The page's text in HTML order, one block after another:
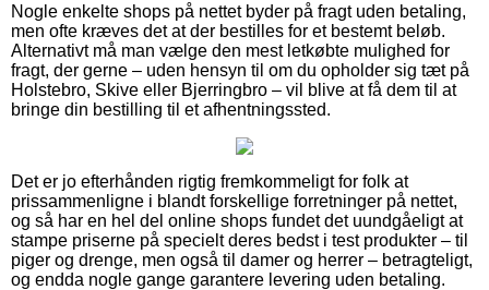
Nogle enkelte shops på nettet byder på fragt uden betaling,
men ofte kræves det at der bestilles for et bestemt beløb.
Alternativt må man vælge den mest letkøbte mulighed for
fragt, der gerne – uden hensyn til om du opholder sig tæt på
Holstebro, Skive eller Bjerringbro – vil blive at få dem til at
bringe din bestilling til et afhentningssted.
Det er jo efterhånden rigtig fremkommeligt for folk at
prissammenligne i blandt forskellige forretninger på nettet,
og så har en hel del online shops fundet det uundgåeligt at
stampe priserne på specielt deres bedst i test produkter – til
piger og drenge, men også til damer og herrer – betragteligt,
og endda nogle gange garantere levering uden betaling.